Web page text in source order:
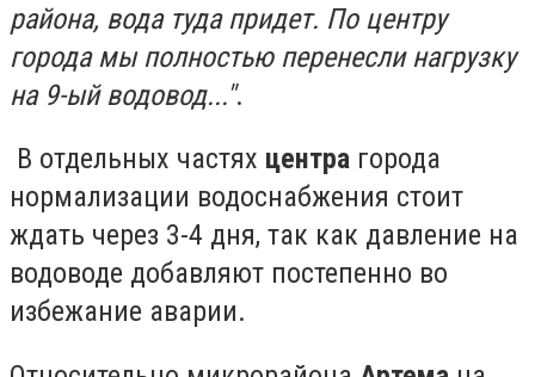
района, вода туда придет. По центру
города мы полностью перенесли нагрузку
на 9-ый водовод...".
В отдельных частях центра города
нормализации водоснабжения стоит
ждать через 3-4 дня, так как давление на
водоводе добавляют постепенно во
избежание аварии.